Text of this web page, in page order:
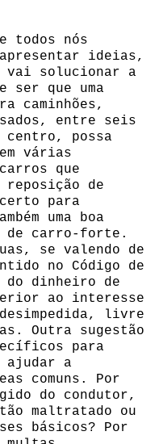
todos nós
ideias,
vai solucionar a
ser que uma
caminhões,
entre seis
possa
várias
que
reposição de
para
uma boa
de carro-forte.
se valendo de
no Código de
do dinheiro de
ao interesse
livre
Outra sugestão
para
ajudar a
comuns. Por
do condutor,
maltratado ou
básicos? Por